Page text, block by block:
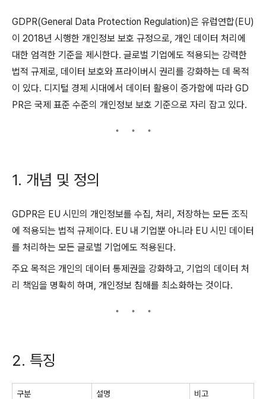
GDPR(General Data Protection Regulation)은 유럽연합(EU)
이 2018년 시행한 개인정보 보호 규정으로, 개인 데이터 처리에
대한 엄격한 기준을 제시한다. 글로벌 기업에도 적용되는 강력한
법적 규제로, 데이터 보호와 프라이버시 권리를 강화하는 데 목적
이 있다. 디지털 경제 시대에서 데이터 활용이 증가함에 따라 GD
PR은 국제 표준 수준의 개인정보 보호 기준으로 자리 잡고 있다.
1. 개념 및 정의
GDPR은 EU 시민의 개인정보를 수집, 처리, 저장하는 모든 조직
에 적용되는 법적 규제이다. EU 내 기업뿐 아니라 EU 시민 데이터
를 처리하는 모든 글로벌 기업에도 적용된다.
주요 목적은 개인의 데이터 통제권을 강화하고, 기업의 데이터 처
리 책임을 명확히 하며, 개인정보 침해를 최소화하는 것이다.
2. 특징
구분 설명 비고